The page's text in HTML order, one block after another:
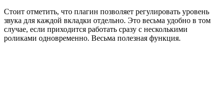
Стоит отметить, что плагин позволяет регулировать уровень
звука для каждой вкладки отдельно. Это весьма удобно в том
случае, если приходится работать сразу с несколькими
роликами одновременно. Весьма полезная функция.